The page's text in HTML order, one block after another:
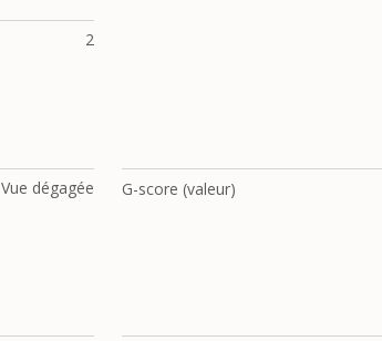
2
Vue dégagée G-score (valeur)